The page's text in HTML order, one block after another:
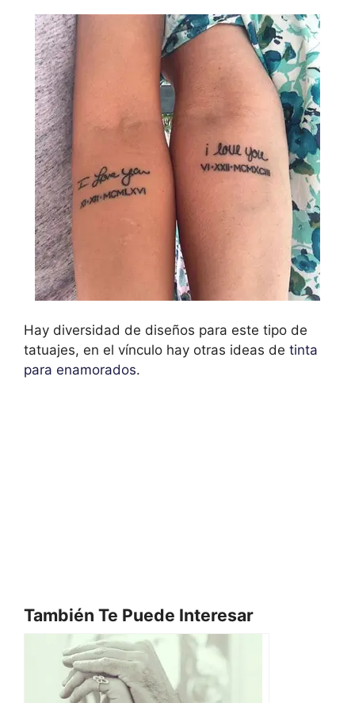
Hay diversidad de diseños para este tipo de
tatuajes, en el vínculo hay otras ideas de tinta
para enamorados.
También Te Puede Interesar